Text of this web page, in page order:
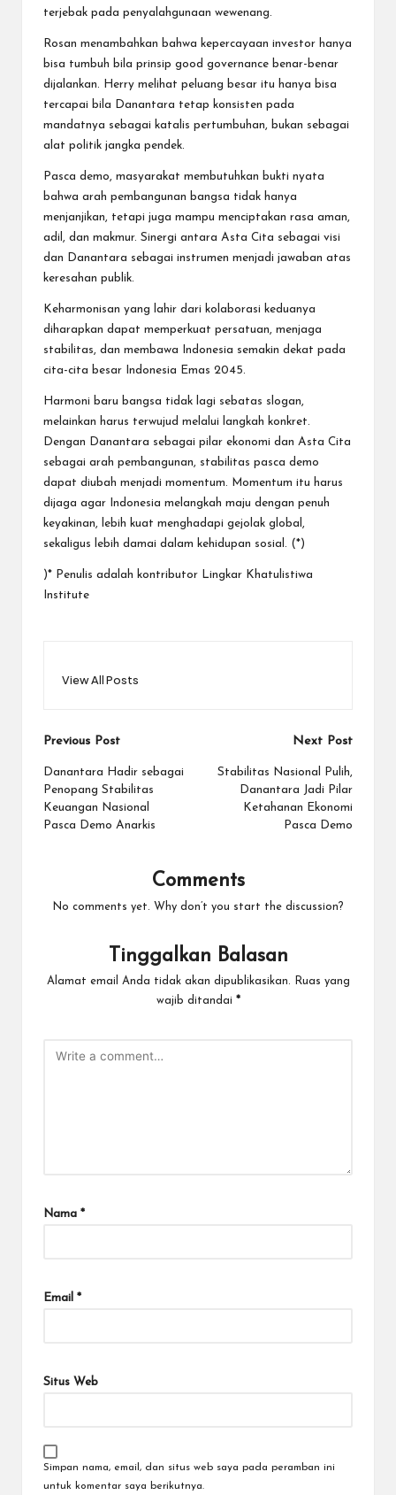
terjebak pada penyalahgunaan wewenang.
Rosan menambahkan bahwa kepercayaan investor hanya
bisa tumbuh bila prinsip good governance benar-benar
dijalankan. Herry melihat peluang besar itu hanya bisa
tercapai bila Danantara tetap konsisten pada
mandatnya sebagai katalis pertumbuhan, bukan sebagai
alat politik jangka pendek.
Pasca demo, masyarakat membutuhkan bukti nyata
bahwa arah pembangunan bangsa tidak hanya
menjanjikan, tetapi juga mampu menciptakan rasa aman,
adil, dan makmur. Sinergi antara Asta Cita sebagai visi
dan Danantara sebagai instrumen menjadi jawaban atas
keresahan publik.
Keharmonisan yang lahir dari kolaborasi keduanya
diharapkan dapat memperkuat persatuan, menjaga
stabilitas, dan membawa Indonesia semakin dekat pada
cita-cita besar Indonesia Emas 2045.
Harmoni baru bangsa tidak lagi sebatas slogan,
melainkan harus terwujud melalui langkah konkret.
Dengan Danantara sebagai pilar ekonomi dan Asta Cita
sebagai arah pembangunan, stabilitas pasca demo
dapat diubah menjadi momentum. Momentum itu harus
dijaga agar Indonesia melangkah maju dengan penuh
keyakinan, lebih kuat menghadapi gejolak global,
sekaligus lebih damai dalam kehidupan sosial. (*)
)* Penulis adalah kontributor Lingkar Khatulistiwa
Institute
View All Posts
Post
navigation
Previous Post
Danantara Hadir sebagai
Penopang Stabilitas
Keuangan Nasional
Pasca Demo Anarkis
Next Post
Stabilitas Nasional Pulih,
Danantara Jadi Pilar
Ketahanan Ekonomi
Pasca Demo
Comments
No comments yet. Why don’t you start the discussion?
Tinggalkan Balasan
Alamat email Anda tidak akan dipublikasikan.
Ruas yang
wajib ditandai *
Nama *
Email *
Situs Web
Simpan nama, email, dan situs web saya pada peramban ini
untuk komentar saya berikutnya.